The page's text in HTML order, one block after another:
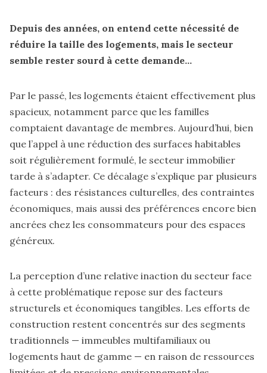
Depuis des années, on entend cette nécessité de
réduire la taille des logements, mais le secteur
semble rester sourd à cette demande...
Par le passé, les logements étaient effectivement plus
spacieux, notamment parce que les familles
comptaient davantage de membres. Aujourd’hui, bien
que l’appel à une réduction des surfaces habitables
soit régulièrement formulé, le secteur immobilier
tarde à s’adapter. Ce décalage s’explique par plusieurs
facteurs : des résistances culturelles, des contraintes
économiques, mais aussi des préférences encore bien
ancrées chez les consommateurs pour des espaces
généreux.
La perception d’une relative inaction du secteur face
à cette problématique repose sur des facteurs
structurels et économiques tangibles. Les efforts de
construction restent concentrés sur des segments
traditionnels — immeubles multifamiliaux ou
logements haut de gamme — en raison de ressources